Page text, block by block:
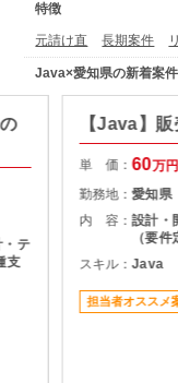
特徴
元請け直 長期案件
Java×愛知県の新着案件
・テ
支
【Java】
単 価：60万
勤務地：愛知県
内 容：設計・
（要
スキル：Java
担当者オススメ